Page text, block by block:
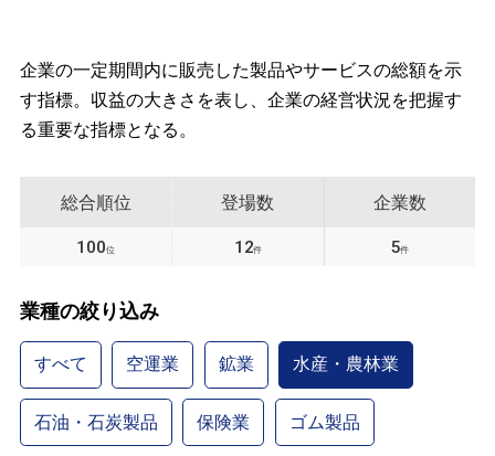
企業の一定期間内に販売した製品やサービスの総額を示
す指標。収益の大きさを表し、企業の経営状況を把握す
る重要な指標となる。
総合順位
100位
登場数
12件
企業数
5件
業種の絞り込み
すべて 空運業 鉱業 水産・農林業
石油・石炭製品 保険業 ゴム製品